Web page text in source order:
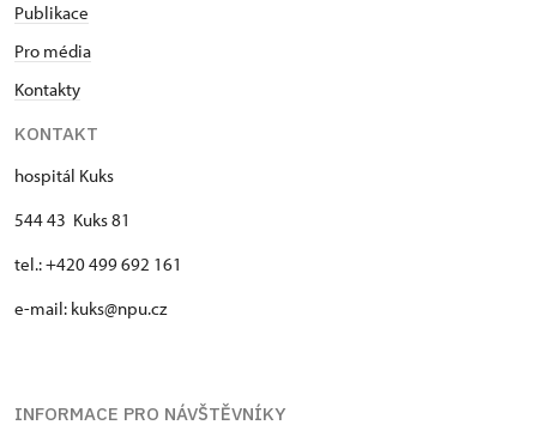
Publikace
Pro média
Kontakty
KONTAKT
hospitál Kuks
544 43 Kuks 81
tel.: +420 499 692 161
e-mail: kuks@npu.cz
INFORMACE PRO NÁVŠTĚVNÍKY